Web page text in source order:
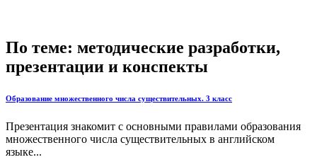
По теме: методические разработки,
презентации и конспекты
Образование множественного числа существительных. 3 класс
Презентация знакомит с основными правилами образования
множественного числа существительных в английском
языке...